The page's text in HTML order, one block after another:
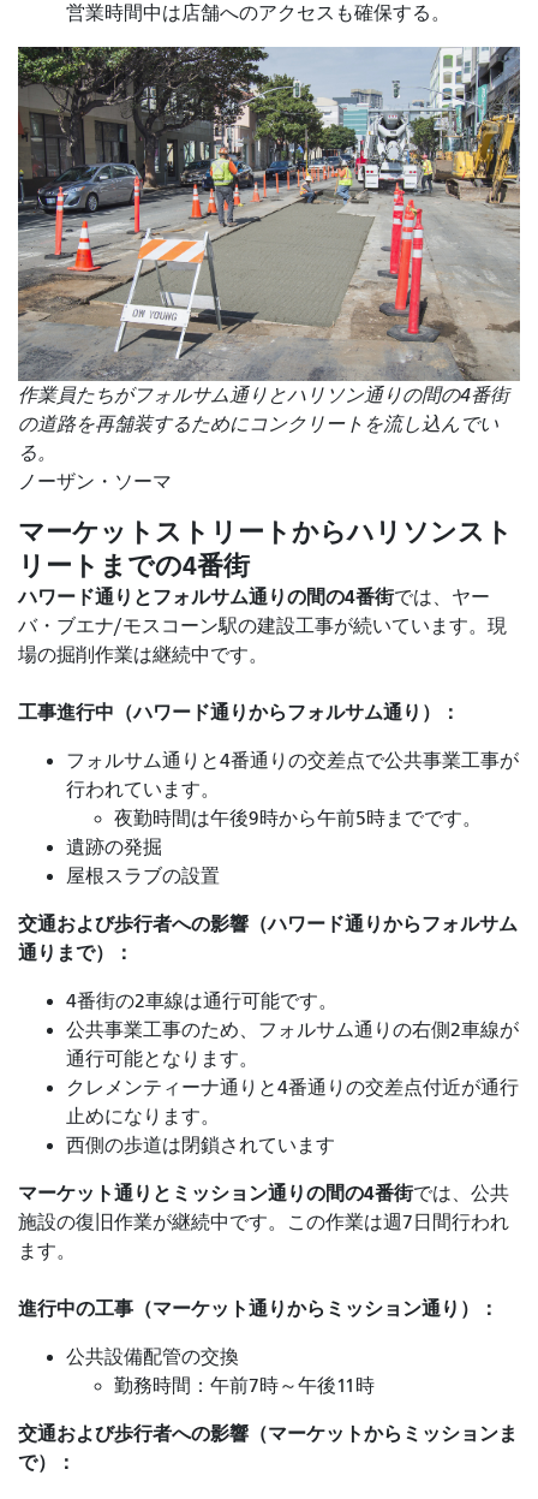
営業時間中は店舗へのアクセスも確保する。
作業員たちがフォルサム通りとハリソン通りの間の4番街
の道路を再舗装するためにコンクリートを流し込んでい
る。
ノーザン・ソーマ
マーケットストリートからハリソンスト
リートまでの4番街
ハワード通りとフォルサム通りの間の4番街では、ヤー
バ・ブエナ/モスコーン駅の建設工事が続いています。現
場の掘削作業は継続中です。
工事進行中（ハワード通りからフォルサム通り）：
フォルサム通りと4番通りの交差点で公共事業工事が
行われています。
夜勤時間は午後9時から午前5時までです。
遺跡の発掘
屋根スラブの設置
交通および歩行者への影響（ハワード通りからフォルサム
通りまで）：
4番街の2車線は通行可能です。
公共事業工事のため、フォルサム通りの右側2車線が
通行可能となります。
クレメンティーナ通りと4番通りの交差点付近が通行
止めになります。
西側の歩道は閉鎖されています
マーケット通りとミッション通りの間の4番街では、公共
施設の復旧作業が継続中です。この作業は週7日間行われ
ます。
進行中の工事（マーケット通りからミッション通り）：
公共設備配管の交換
勤務時間：午前7時～午後11時
交通および歩行者への影響（マーケットからミッションま
で）：